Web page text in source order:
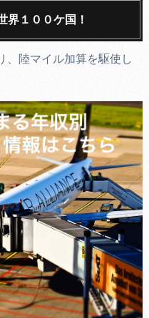
界１００ケ国！
陸マイル加算を駆使し